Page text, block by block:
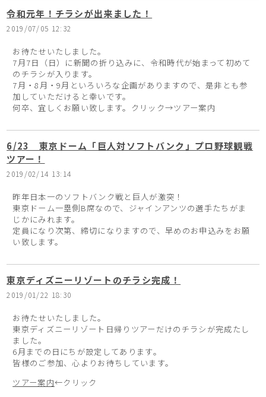
令和元年！チラシが出来ました！
2019/07/05 12:32
お待たせいたしました。
7月7日（日）に新聞の折り込みに、令和時代が始まって初めて
のチラシが入ります。
7月・8月・9月といろいろな企画がありますので、是非とも参
加していただけると幸いです。
何卒、宜しくお願い致します。クリック→ツアー案内
6/23 東京ドーム「巨人対ソフトバンク」プロ野球観戦
ツアー！
2019/02/14 13:14
昨年日本一のソフトバンク戦と巨人が激突！
東京ドーム一塁側B席なので、ジャインアンツの選手たちがま
じかにみれます。
定員になり次第、締切になりますので、早めのお申込みをお願
い致します。
東京ディズニーリゾートのチラシ完成！
2019/01/22 18:30
お待たせいたしました。
東京ディズニーリゾート日帰りツアーだけのチラシが完成たし
ました。
6月までの日にちが設定してあります。
皆様のご参加、心よりお待ちしています。
ツアー案内←クリック